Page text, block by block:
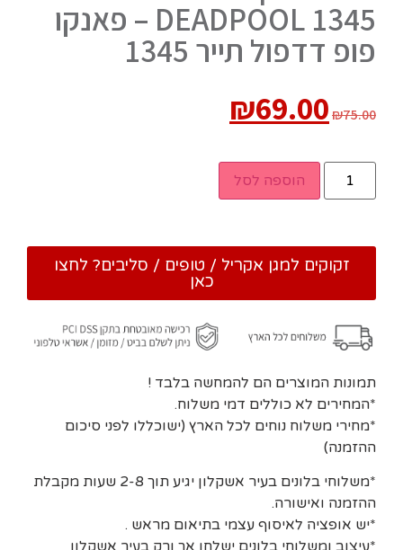
DEADPOOL 1345 – פאנקו
פופ דדפול תייר 1345
₪75.00
₪69.00
הוספה לסל
זקוקים למגן אקריל / טופים / סליבים? לחצו
כאן
תמונות המוצרים הם להמחשה בלבד !
*המחירים לא כוללים דמי משלוח.
*מחירי משלוח נוחים לכל הארץ (ישוכללו לפני סיכום
ההזמנה)
*משלוחי בלונים בעיר אשקלון יגיע תוך 2-8 שעות מקבלת
ההזמנה ואישורה.
*יש אופציה לאיסוף עצמי בתיאום מראש .